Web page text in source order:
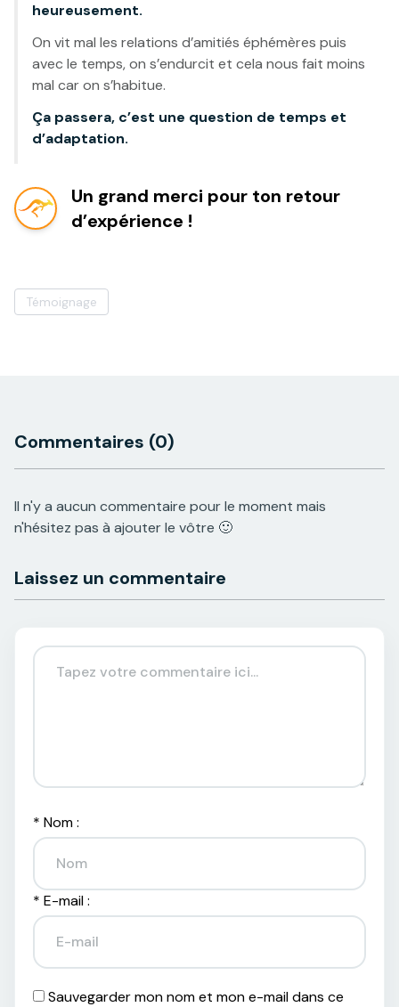
heureusement.
On vit mal les relations d’amitiés éphémères puis
avec le temps, on s’endurcit et cela nous fait moins
mal car on s’habitue.
Ça passera, c’est une question de temps et
d’adaptation.
Un grand merci pour ton retour
d’expérience !
Témoignage
Commentaires (0)
Il n'y a aucun commentaire pour le moment mais
n'hésitez pas à ajouter le vôtre 🙂
Laissez un commentaire
* Nom :
* E-mail :
Sauvegarder mon nom et mon e-mail dans ce